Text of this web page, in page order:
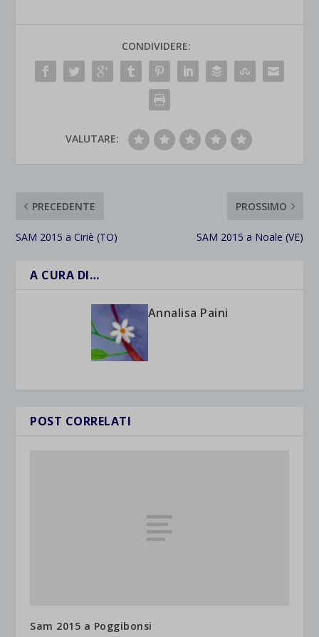
CONDIVIDERE:
VALUTARE:
PRECEDENTE
SAM 2015 a Ciriè (TO)
PROSSIMO
SAM 2015 a Noale (VE)
A CURA DI…
Annalisa Paini
POST CORRELATI
Sam 2015 a Poggibonsi